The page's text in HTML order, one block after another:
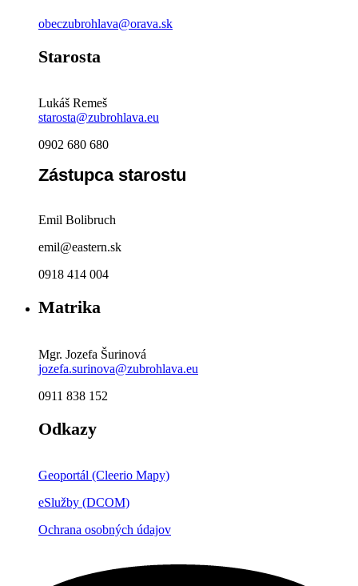
obeczubrohlava@orava.sk
Starosta
Lukáš Remeš
starosta@zubrohlava.eu
0902 680 680
Zástupca starostu
Emil Bolibruch
emil@eastern.sk
0918 414 004
Matrika
Mgr. Jozefa Šurinová
jozefa.surinova@zubrohlava.eu
0911 838 152
Odkazy
Geoportál (Cleerio Mapy)
eSlužby (DCOM)
Ochrana osobných údajov